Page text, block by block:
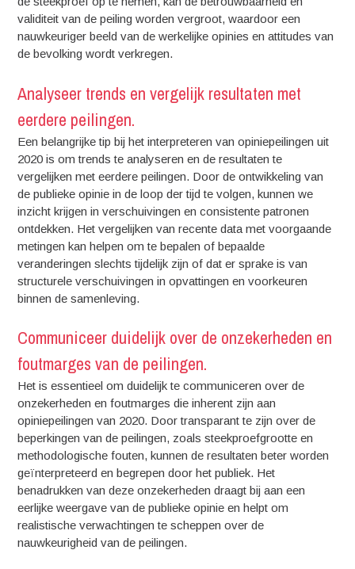
validiteit van de peiling worden vergroot, waardoor een
nauwkeuriger beeld van de werkelijke opinies en attitudes van
de bevolking wordt verkregen.
Analyseer trends en vergelijk resultaten met
eerdere peilingen.
Een belangrijke tip bij het interpreteren van opiniepeilingen uit
2020 is om trends te analyseren en de resultaten te
vergelijken met eerdere peilingen. Door de ontwikkeling van
de publieke opinie in de loop der tijd te volgen, kunnen we
inzicht krijgen in verschuivingen en consistente patronen
ontdekken. Het vergelijken van recente data met voorgaande
metingen kan helpen om te bepalen of bepaalde
veranderingen slechts tijdelijk zijn of dat er sprake is van
structurele verschuivingen in opvattingen en voorkeuren
binnen de samenleving.
Communiceer duidelijk over de onzekerheden en
foutmarges van de peilingen.
Het is essentieel om duidelijk te communiceren over de
onzekerheden en foutmarges die inherent zijn aan
opiniepeilingen van 2020. Door transparant te zijn over de
beperkingen van de peilingen, zoals steekproefgrootte en
methodologische fouten, kunnen de resultaten beter worden
geïnterpreteerd en begrepen door het publiek. Het
benadrukken van deze onzekerheden draagt bij aan een
eerlijke weergave van de publieke opinie en helpt om
realistische verwachtingen te scheppen over de
nauwkeurigheid van de peilingen.